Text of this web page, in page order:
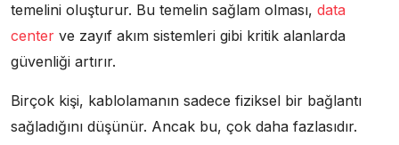
temelini oluşturur. Bu temelin sağlam olması, data
center ve zayıf akım sistemleri gibi kritik alanlarda
güvenliği artırır.
Birçok kişi, kablolamanın sadece fiziksel bir bağlantı
sağladığını düşünür. Ancak bu, çok daha fazlasıdır.